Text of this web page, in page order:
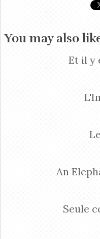
You may also
Et il y
An
Seule